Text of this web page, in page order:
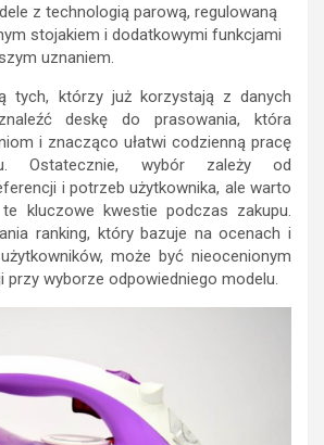
z technologią parową, regulowaną
stojakiem i dodatkowymi funkcjami
uznaniem.
tych, którzy już korzystają z danych
deskę do prasowania, która
i znacząco ułatwi codzienną pracę
Ostatecznie, wybór zależy od
i potrzeb użytkownika, ale warto
kluczowe kwestie podczas zakupu.
ranking, który bazuje na ocenach i
może być nieocenionym
przy wyborze odpowiedniego modelu.